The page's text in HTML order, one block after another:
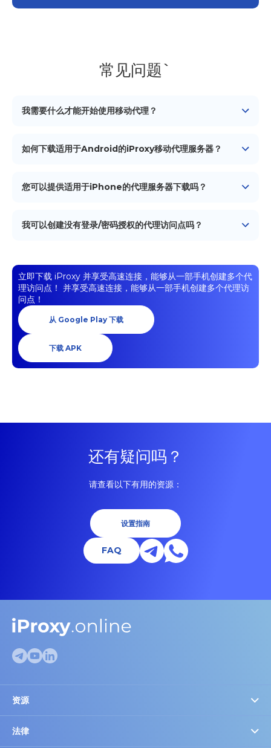
常见问题`
我需要什么才能开始使用移动代理？
机/平板电脑），一张移动网络连接（SIM卡），一个代理管
理工具或软件来配置和使用代理，以及安装在您的安卓设备
如何下载适用于Android的iProxy移动代理服务器？
Google Play商店找到它，或者直接从iProxy.online网站下
载。
您可以提供适用于iPhone的代理服务器下载吗？
持iPhone。对于iOS兼容性，我们建议您寻找专为Apple设
备设计的替代代理解决方案。
我可以创建没有登录/密码授权的代理访问点吗？
立即下载 iProxy 并享受高速连接，能够从一部手机创建多个代
理访问点！ 并享受高速连接，能够从一部手机创建多个代理访
问点！
从 Google Play 下载
下载 APK
还有疑问吗？
请查看以下有用的资源：
设置指南
FAQ
资源
代理检测
FAQ
博客
法律
Cookie设置